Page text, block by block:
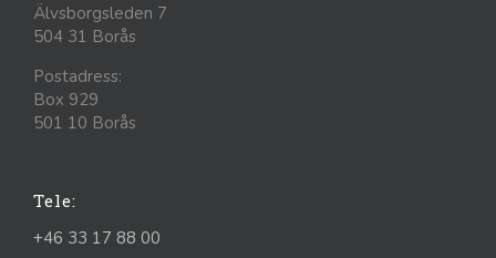
Älvsborgsleden 7
504 31 Borås
Postadress:
Box 929
501 10 Borås
Tele:
+46 33 17 88 00